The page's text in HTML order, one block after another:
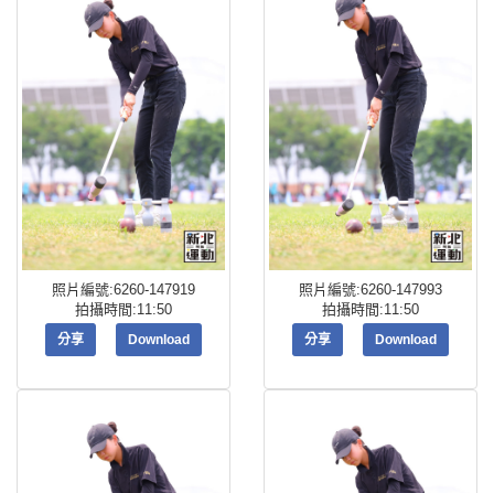
照片編號:6260-147919
拍攝時間:11:50
分享 Download
照片編號:6260-147993
拍攝時間:11:50
分享 Download